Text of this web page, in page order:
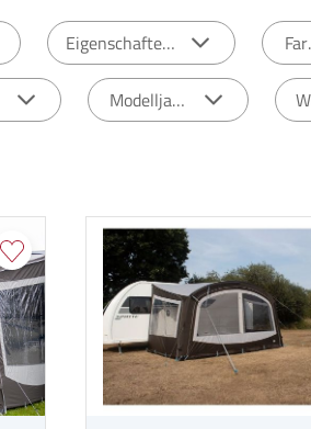
Eigenschaften
Modelljahr